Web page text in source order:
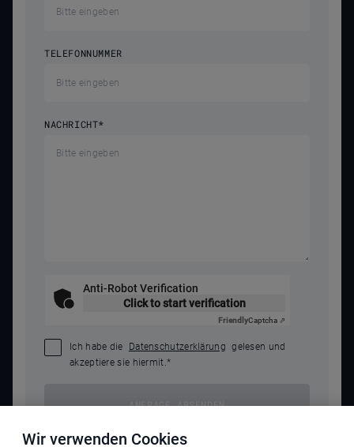
TELEFONNUMMER
NACHRICHT*
Anti-Robot Verification
Click to start verification
FriendlyCaptcha ⇗
Ich habe die Datenschutzerklärung gelesen und
akzeptiere sie hiermit.*
ANFRAGE ABSENDEN
Wir verwenden Cookies